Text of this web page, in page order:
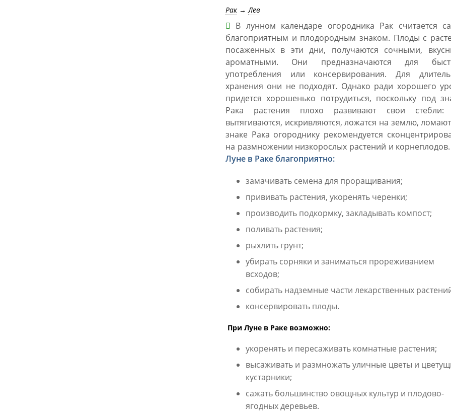
Рак→Лев
В лунном календаре огородника Рак считается
благоприятным и плодородным знаком. Плоды с
посаженных в эти дни, получаются сочными,
ароматными. Они предназначаются для
употребления или консервирования. Для
хранения они не подходят. Однако ради хорошего
придется хорошенько потрудиться, поскольку под
Рака растения плохо развивают свои стебли:
вытягиваются, искривляются, ложатся на землю,
знаке Рака огороднику рекомендуется
на размножении низкорослых растений и корнеплодов.
Луне в Раке благоприятно:
замачивать семена для проращивания;
прививать растения, укоренять черенки;
производить подкормку, закладывать компост;
поливать растения;
рыхлить грунт;
убирать сорняки и заниматься прореживанием
всходов;
собирать надземные части лекарственных
консервировать плоды.
При Луне в Раке возможно:
укоренять и пересаживать комнатные растения;
высаживать и размножать уличные цветы и
кустарники;
сажать большинство овощных культур и плодово-
ягодных деревьев.